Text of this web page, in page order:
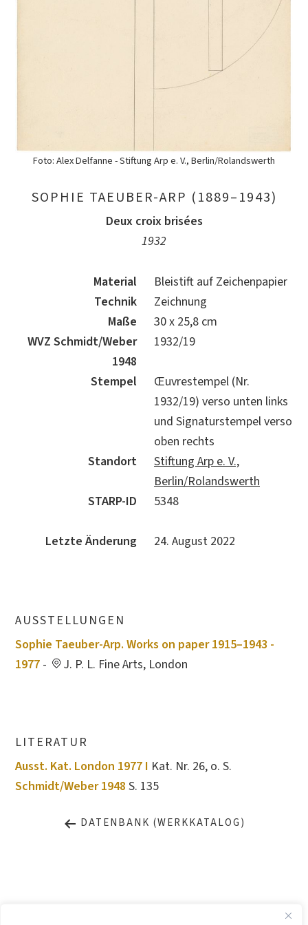
Foto: Alex Delfanne - Stiftung Arp e. V., Berlin/Rolandswerth
SOPHIE TAEUBER-ARP (1889–1943)
Deux croix brisées
1932
Material
Bleistift auf Zeichenpapier
Technik
Zeichnung
Maße
30 x 25,8 cm
WVZ Schmidt/Weber
1948
1932/19
Stempel
Œuvrestempel (Nr.
1932/19) verso unten links
und Signaturstempel verso
oben rechts
Standort
Stiftung Arp e. V.,
Berlin/Rolandswerth
STARP-ID
5348
Letzte Änderung 24. August 2022
AUSSTELLUNGEN
Sophie Taeuber-Arp. Works on paper 1915–1943 -
1977 - J. P. L. Fine Arts, London
LITERATUR
Ausst. Kat. London 1977 I Kat. Nr. 26, o. S.
Schmidt/Weber 1948 S. 135
DATENBANK (WERKKATALOG)